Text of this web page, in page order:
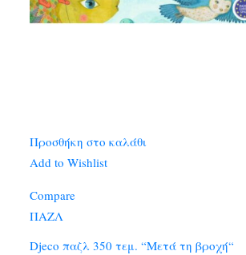
Προσθήκη στο καλάθι
Add to Wishlist
Compare
ΠΑΖΛ
Djeco παζλ 350 τεμ. “Μετά τη βροχή“